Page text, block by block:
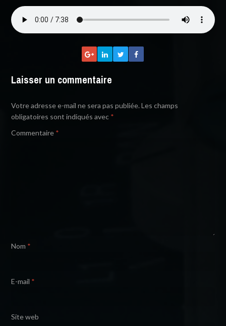
Laisser un commentaire
Votre adresse e-mail ne sera pas publiée. Les champs
obligatoires sont indiqués avec *
Commentaire *
Nom *
E-mail *
Site web